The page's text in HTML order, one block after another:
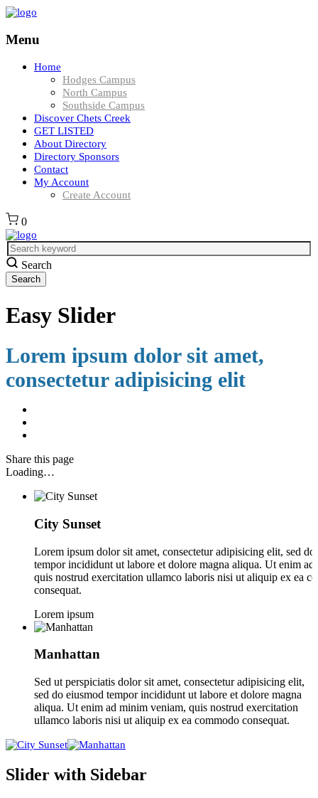
Menu
Home
Hodges Campus
North Campus
Southside Campus
Discover Chets Creek
GET LISTED
About Directory
Directory Sponsors
Contact
My Account
Create Account
0
Search
Easy Slider
Lorem ipsum dolor sit amet,
consectetur adipisicing elit
Share this page
Loading…
City Sunset
Lorem ipsum dolor sit amet, consectetur adipisicing elit, sed do
tempor incididunt ut labore et dolore magna aliqua. Ut enim
quis nostrud exercitation ullamco laboris nisi ut aliquip ex ea
consequat.
Lorem ipsum
Manhattan
Sed ut perspiciatis dolor sit amet, consectetur adipisicing elit,
sed do eiusmod tempor incididunt ut labore et dolore magna
aliqua. Ut enim ad minim veniam, quis nostrud exercitation
ullamco laboris nisi ut aliquip ex ea commodo consequat.
Slider with Sidebar